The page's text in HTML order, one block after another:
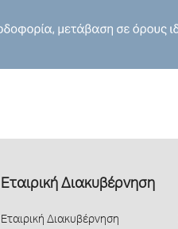
Εταιρική Διακυβέρνηση
Εταιρική Διακυβέρνηση